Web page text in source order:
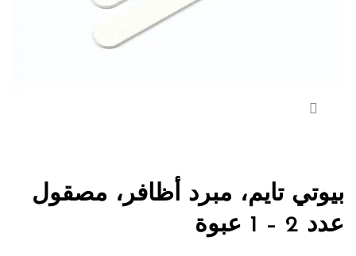
بيوتي تايم، مبرد أظافر، مصقول
عدد 2 – 1 عبوة